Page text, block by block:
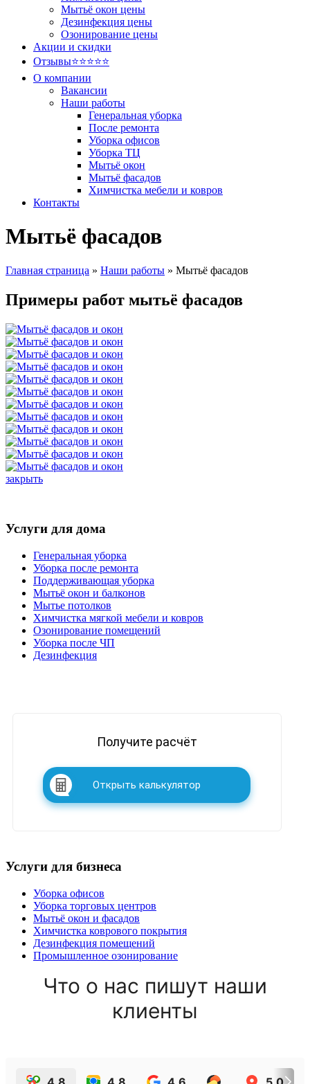
Мытьё окон цены
Дезинфекция цены
Озонирование цены
Акции и скидки
Отзывы⭐⭐⭐⭐⭐
О компании
Вакансии
Наши работы
Генеральная уборка
После ремонта
Уборка офисов
Уборка ТЦ
Мытьё окон
Мытьё фасадов
Химчистка мебели и ковров
Контакты
Мытьё фасадов
Главная страница » Наши работы » Мытьё фасадов
Примеры работ мытьё фасадов
закрыть
Услуги для дома
Генеральная уборка
Уборка после ремонта
Поддерживающая уборка
Мытьё окон и балконов
Мытье потолков
Химчистка мягкой мебели и ковров
Озонирование помещений
Уборка после ЧП
Дезинфекция
Получите расчёт
Открыть калькулятор
Услуги для бизнеса
Уборка офисов
Уборка торговых центров
Мытьё окон и фасадов
Химчистка коврового покрытия
Дезинфекция помещений
Промышленное озонирование
Что о нас пишут наши
клиенты